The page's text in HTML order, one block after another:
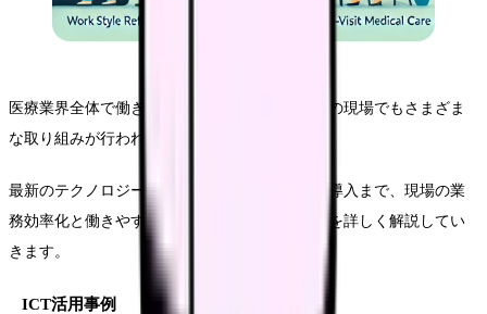
医療業界全体で働き方改革が進む中、訪問診療の現場でもさまざま
な取り組みが行われています。
最新のテクノロジー活用から新しい勤務形態の導入まで、現場の業
務効率化と働きやすさの向上に向けた取り組みを詳しく解説してい
きます。
ICT活用事例